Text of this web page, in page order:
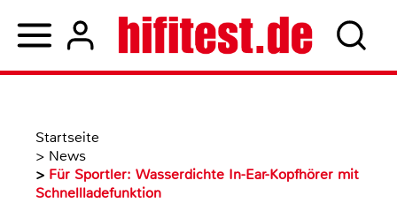
Startseite
> News
> Für Sportler: Wasserdichte In-Ear-Kopfhörer mit
Schnellladefunktion